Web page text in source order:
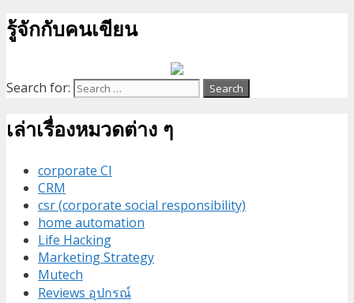
รู้จักกับคนเขียน
Search for:
เล่าเรื่องหมวดต่าง ๆ
corporate CI
CRM
csr (corporate social responsibility)
home automation
Life Hacking
Marketing Strategy
Mutech
Reviews อุปกรณ์